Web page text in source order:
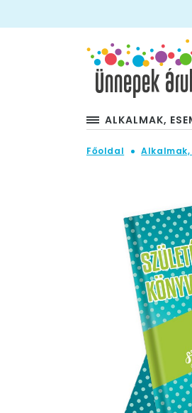
ALKALMAK,
Főoldal Alkalmak,